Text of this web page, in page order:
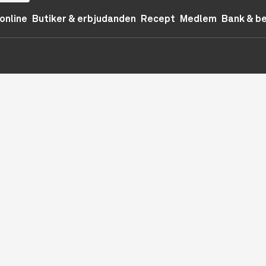
Butiker & erbjudanden Recept Medlem Bank &